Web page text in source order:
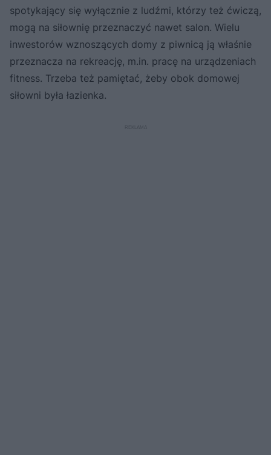
spotykający się wyłącznie z ludźmi, którzy też ćwiczą,
mogą na siłownię przeznaczyć nawet salon. Wielu
inwestorów wznoszących domy z piwnicą ją właśnie
przeznacza na rekreację, m.in. pracę na urządzeniach
fitness. Trzeba też pamiętać, żeby obok domowej
siłowni była łazienka.